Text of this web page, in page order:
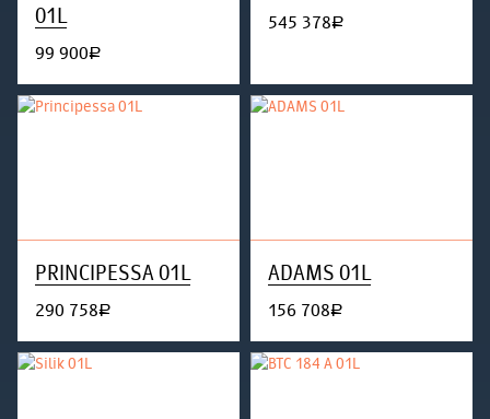
01L
99 900руб.
545 378руб.
PRINCIPESSA 01L
290 758руб.
ADAMS 01L
156 708руб.